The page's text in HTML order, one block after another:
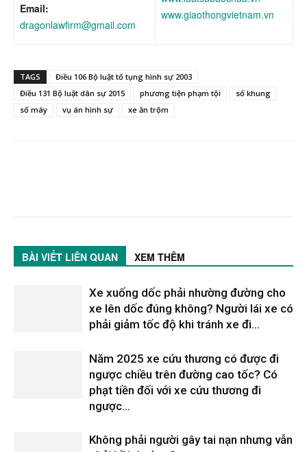
Email:
dragonlawfirm@gmail.com
www.giaothongvietnam.vn
TAGS
Điều 106 Bộ luật tố tụng hình sự 2003
Điều 131 Bộ luật dân sự 2015
phương tiện phạm tội
số khung
số máy
vụ án hình sự xe ăn trộm
BÀI VIẾT LIÊN QUAN XEM THÊM
Xe xuống dốc phải nhường đường cho
xe lên dốc đúng không? Người lái xe có
phải giảm tốc độ khi tránh xe đi...
Năm 2025 xe cứu thương có được đi
ngược chiều trên đường cao tốc? Có
phạt tiền đối với xe cứu thương đi
ngược...
Không phải người gây tai nạn nhưng vẫn